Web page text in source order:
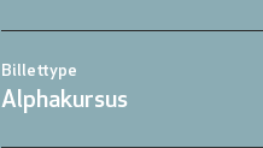
Billettype
Alphakursus